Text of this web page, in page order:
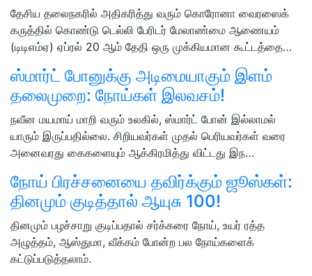
தேசிய தலைநகரில் அதிகரித்து வரும் கொரோனா வைரஸைக்
கருத்தில் கொண்டு டெல்லி பேரிடர் மேலாண்மை ஆணையம்
(டிடிஎம்ஏ) ஏப்ரல் 20 ஆம் தேதி ஒரு முக்கியமான கூட்டத்தை…
ஸ்மார்ட் போனுக்கு அடிமையாகும் இளம்
தலைமுறை: நோய்கள் இலவசம்!
நவீன மயமாய் மாறி வரும் உலகில், ஸ்மார்ட் போன் இல்லாமல்
யாரும் இருப்பதில்லை. சிறியவர்கள் முதல் பெரியவர்கள் வரை
அனைவரது கைகளையும் ஆக்கிரமித்து விட்டது இந…
நோய் பிரச்சனையை தவிர்க்கும் ஜூஸ்கள்:
தினமும் குடித்தால் ஆயுசு 100!
தினமும் பழச்சாறு குடிப்பதால் சர்க்கரை நோய், உயர் ரத்த
அழுத்தம், ஆஸ்துமா, வீக்கம் போன்ற பல நோய்களைக்
கட்டுப்படுத்தலாம்.